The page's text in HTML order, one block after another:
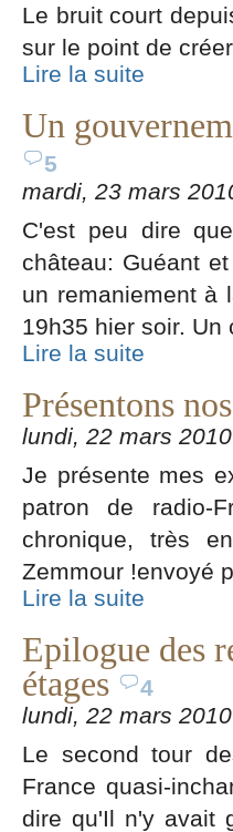
Le bruit court
sur le point de
Lire la suite
Un
5
mardi, 23 mars
C'est peu dire
château: Guéant
un remaniement à
19h35 hier soir. Un
Lire la suite
Présentons
lundi, 22 mars 2010
Je présente mes
patron de radio-
chronique, très
Zemmour !envoyé
Lire la suite
Epilogue des
étages
4
lundi, 22 mars 2010
Le second tour
France quasi-
dire qu'Il n'y avait